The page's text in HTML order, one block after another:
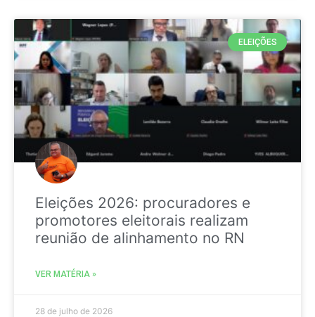
ELEIÇÕES
Eleições 2026: procuradores e
promotores eleitorais realizam
reunião de alinhamento no RN
VER MATÉRIA »
28 de julho de 2026